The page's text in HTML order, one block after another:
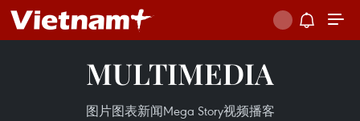
MULTIMEDIA
图片图表新闻Mega Story视频播客